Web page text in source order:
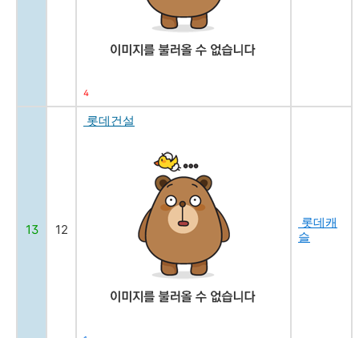
4
13 12
롯데건설
롯데캐
슬